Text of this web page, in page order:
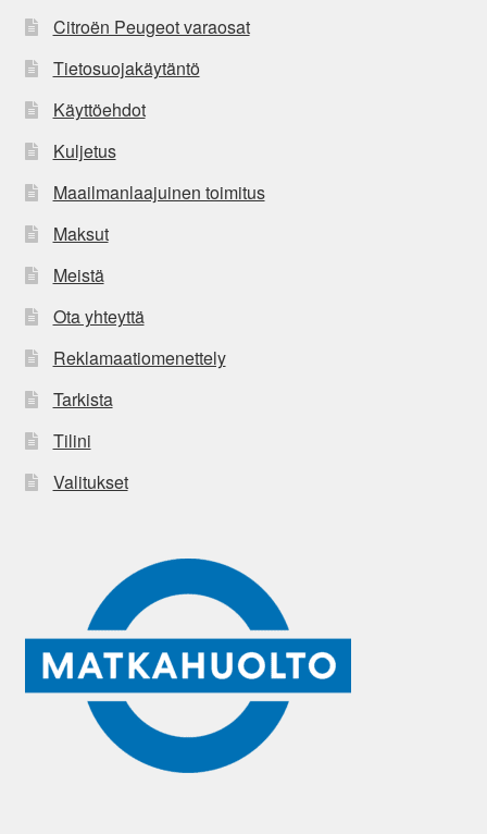
Citroën Peugeot varaosat
Tietosuojakäytäntö
Käyttöehdot
Kuljetus
Maailmanlaajuinen toimitus
Maksut
Meistä
Ota yhteyttä
Reklamaatiomenettely
Tarkista
Tilini
Valitukset